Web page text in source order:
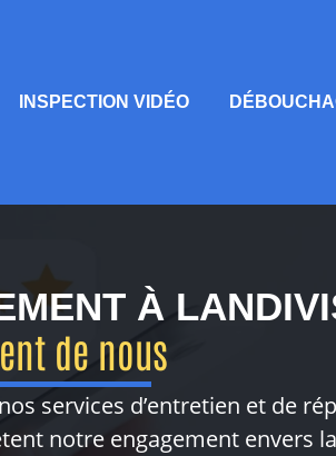
INSPECTION VIDÉO
À
de nous
services d’entretien et de
notre engagement envers